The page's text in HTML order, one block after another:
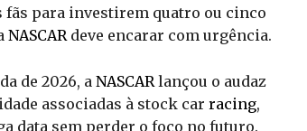
fãs para investirem quatro ou cinco
NASCAR deve encarar com urgência.
de 2026, a NASCAR lançou o audaz
associadas à stock car racing,
data sem perder o foco no futuro.